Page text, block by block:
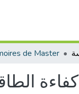
de Master
كفاءة